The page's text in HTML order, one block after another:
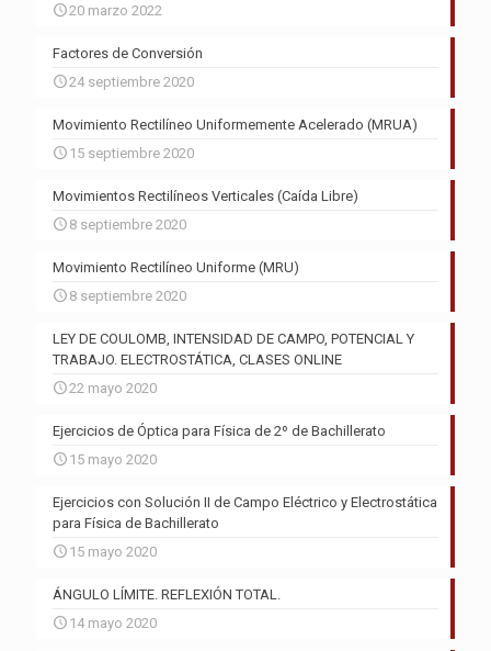
20 marzo 2022
Factores de Conversión
24 septiembre 2020
Movimiento Rectilíneo Uniformemente Acelerado (MRUA)
15 septiembre 2020
Movimientos Rectilíneos Verticales (Caída Libre)
8 septiembre 2020
Movimiento Rectilíneo Uniforme (MRU)
8 septiembre 2020
LEY DE COULOMB, INTENSIDAD DE CAMPO, POTENCIAL Y
TRABAJO. ELECTROSTÁTICA, CLASES ONLINE
22 mayo 2020
Ejercicios de Óptica para Física de 2º de Bachillerato
15 mayo 2020
Ejercicios con Solución II de Campo Eléctrico y Electrostática
para Física de Bachillerato
15 mayo 2020
ÁNGULO LÍMITE. REFLEXIÓN TOTAL.
14 mayo 2020